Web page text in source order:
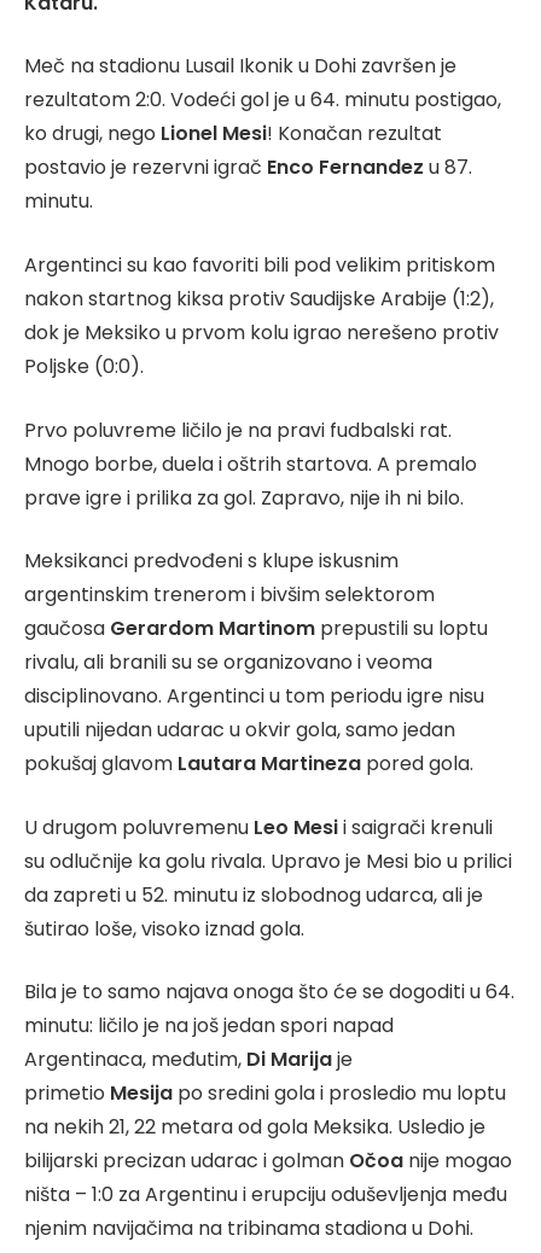
Meč na stadionu Lusail Ikonik u Dohi završen je
rezultatom 2:0. Vodeći gol je u 64. minutu postigao,
ko drugi, nego Lionel Mesi! Konačan rezultat
postavio je rezervni igrač Enco Fernandez u 87.
minutu.
Argentinci su kao favoriti bili pod velikim pritiskom
nakon startnog kiksa protiv Saudijske Arabije (1:2),
dok je Meksiko u prvom kolu igrao nerešeno protiv
Poljske (0:0).
Prvo poluvreme ličilo je na pravi fudbalski rat.
Mnogo borbe, duela i oštrih startova. A premalo
prave igre i prilika za gol. Zapravo, nije ih ni bilo.
Meksikanci predvođeni s klupe iskusnim
argentinskim trenerom i bivšim selektorom
gaučosa Gerardom Martinom prepustili su loptu
rivalu, ali branili su se organizovano i veoma
disciplinovano. Argentinci u tom periodu igre nisu
uputili nijedan udarac u okvir gola, samo jedan
pokušaj glavom Lautara Martineza pored gola.
U drugom poluvremenu Leo Mesii saigrači krenuli
su odlučnije ka golu rivala. Upravo je Mesi bio u prilici
da zapreti u 52. minutu iz slobodnog udarca, ali je
šutirao loše, visoko iznad gola.
Bila je to samo najava onoga što će se dogoditi u 64.
minutu: ličilo je na još jedan spori napad
Argentinaca, međutim, Di Marijaje
primetio Mesija po sredini gola i prosledio mu loptu
na nekih 21, 22 metara od gola Meksika. Usledio je
bilijarski precizan udarac i golman Očoa nije mogao
ništa – 1:0 za Argentinu i erupciju oduševljenja među
njenim navijačima na tribinama stadiona u Dohi.